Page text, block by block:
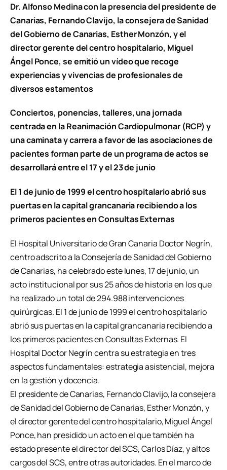
Dr. Alfonso Medina con la presencia del presidente de
Canarias, Fernando Clavijo, la consejera de Sanidad
del Gobierno de Canarias, Esther Monzón, y el
director gerente del centro hospitalario, Miguel
Ángel Ponce, se emitió un vídeo que recoge
experiencias y vivencias de profesionales de
diversos estamentos
Conciertos, ponencias, talleres, una jornada
centrada en la Reanimación Cardiopulmonar (RCP) y
una caminata y carrera a favor de las asociaciones de
pacientes forman parte de un programa de actos se
desarrollará entre el 17 y el 23 de junio
El 1 de junio de 1999 el centro hospitalario abrió sus
puertas en la capital grancanaria recibiendo a los
primeros pacientes en Consultas Externas
El Hospital Universitario de Gran Canaria Doctor Negrín,
centro adscrito a la Consejería de Sanidad del Gobierno
de Canarias, ha celebrado este lunes, 17 de junio, un
acto institucional por sus 25 años de historia en los que
ha realizado un total de 294.988 intervenciones
quirúrgicas. El 1 de junio de 1999 el centro hospitalario
abrió sus puertas en la capital grancanaria recibiendo a
los primeros pacientes en Consultas Externas. El
Hospital Doctor Negrín centra su estrategia en tres
aspectos fundamentales: estrategia asistencial, mejora
en la gestión y docencia.
El presidente de Canarias, Fernando Clavijo, la consejera
de Sanidad del Gobierno de Canarias, Esther Monzón, y
el director gerente del centro hospitalario, Miguel Ángel
Ponce, han presidido un acto en el que también ha
estado presente el director del SCS, Carlos Díaz, y altos
cargos del SCS, entre otras autoridades. En el marco de